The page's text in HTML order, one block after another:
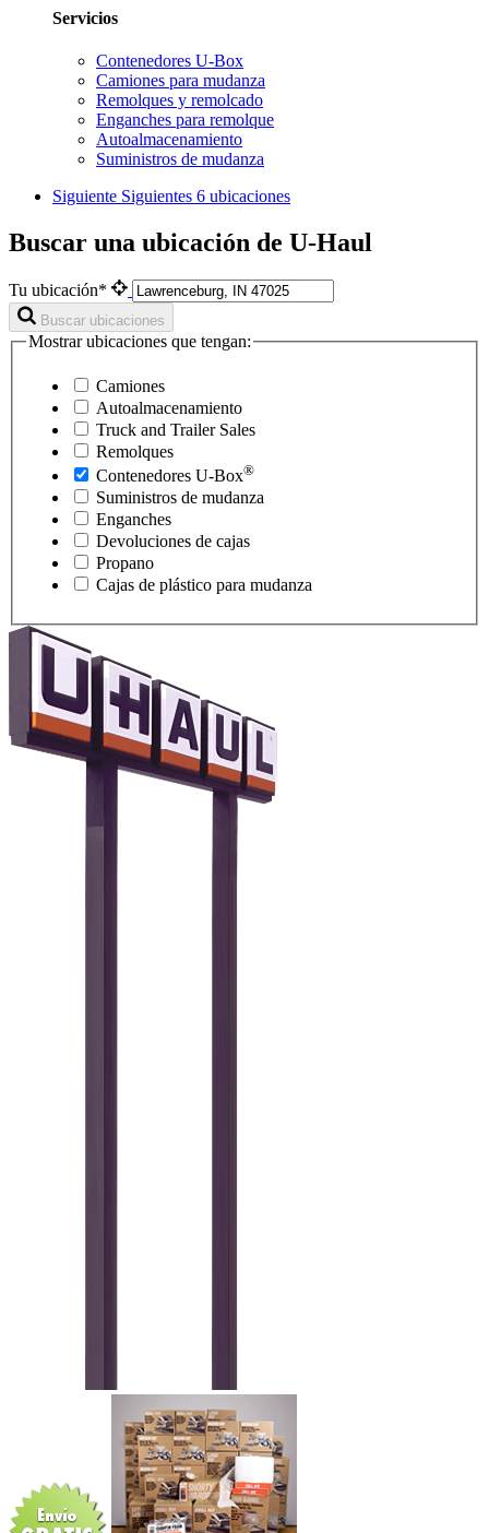
Servicios
Contenedores U-Box
Camiones para mudanza
Remolques y remolcado
Enganches para remolque
Autoalmacenamiento
Suministros de mudanza
Siguiente Siguientes 6 ubicaciones
Buscar una ubicación de U-Haul
Tu ubicación*
Buscar ubicaciones
Mostrar ubicaciones que tengan:
Camiones
Autoalmacenamiento
Truck and Trailer Sales
Remolques
Contenedores U-Box®
Suministros de mudanza
Enganches
Devoluciones de cajas
Propano
Cajas de plástico para mudanza